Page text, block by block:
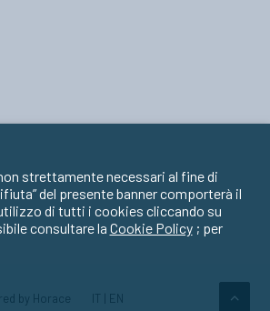
by Horace IT EN
strettamente necessari al fine di
del presente banner comporterà il
di tutti i cookies cliccando su
consultare la Cookie Policy; per